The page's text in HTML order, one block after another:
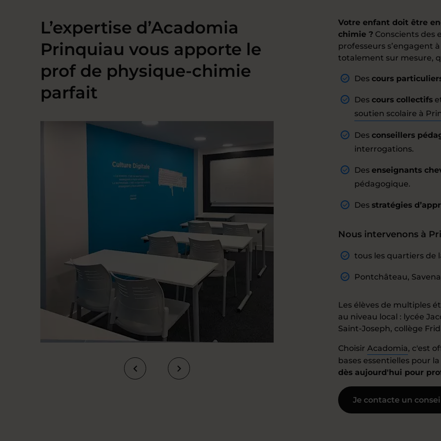
L’expertise d’Acadomia
Prinquiau vous apporte le
prof de physique-chimie
parfait
Votre enfant doit être
chimie ? Conscients des
professeurs s’engagent
totalement sur mesure,
Des cours
Des cours collectifs
soutien scolaire à
Des conseillers
interrogations.
Des enseignants
pédagogique.
Des stratégies
Nous intervenons à
tous les quartiers de
Pontchâteau,
Les élèves de multiples
au niveau local : lycée
Saint-Joseph, collège
Choisir Acadomia, c'est
bases essentielles pour
dès aujourd'hui pour
Je contacte un